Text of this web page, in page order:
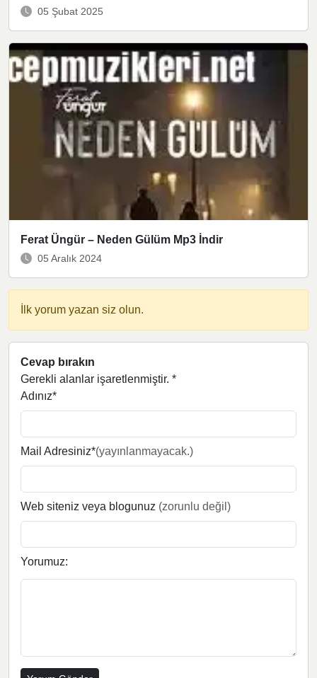
05 Şubat 2025
Ferat Üngür – Neden Gülüm Mp3 İndir
05 Aralık 2024
İlk yorum yazan siz olun.
Cevap bırakın
Gerekli alanlar işaretlenmiştir. *
Adınız*
Mail Adresiniz*(yayınlanmayacak.)
Web siteniz veya blogunuz (zorunlu değil)
Yorumuz: